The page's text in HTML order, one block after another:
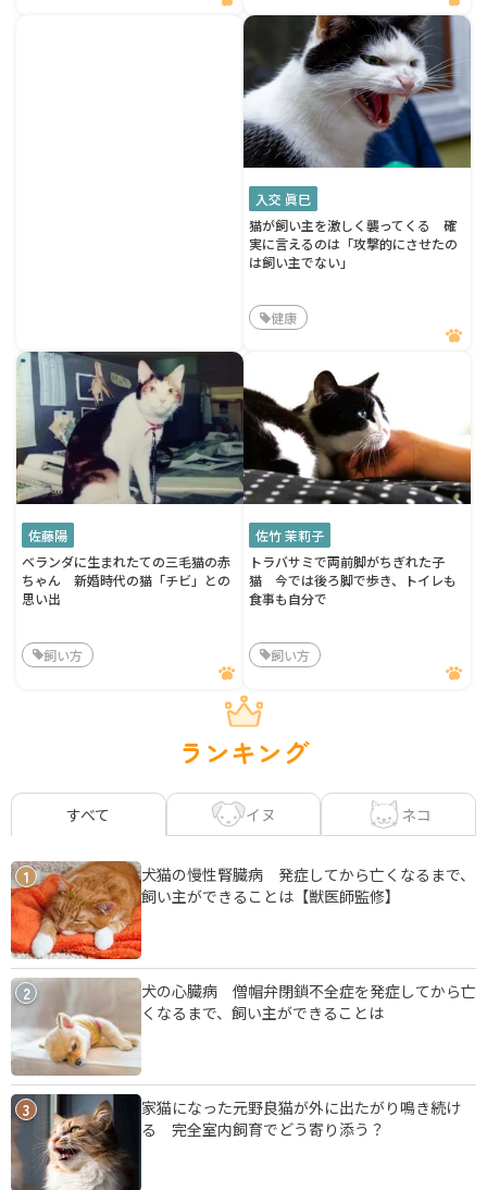
入交 眞巳
猫が飼い主を激しく襲ってくる 確
実に言えるのは「攻撃的にさせたの
は飼い主でない」
健康
佐藤陽
ベランダに生まれたての三毛猫の赤
ちゃん 新婚時代の猫「チビ」との
思い出
飼い方
佐竹 茉莉子
トラバサミで両前脚がちぎれた子
猫 今では後ろ脚で歩き、トイレも
食事も自分で
飼い方
ランキング
すべて イヌ ネコ
1
犬猫の慢性腎臓病 発症してから亡くなるまで、
飼い主ができることは【獣医師監修】
2
犬の心臓病 僧帽弁閉鎖不全症を発症してから亡
くなるまで、飼い主ができることは
3
家猫になった元野良猫が外に出たがり鳴き続け
る 完全室内飼育でどう寄り添う？